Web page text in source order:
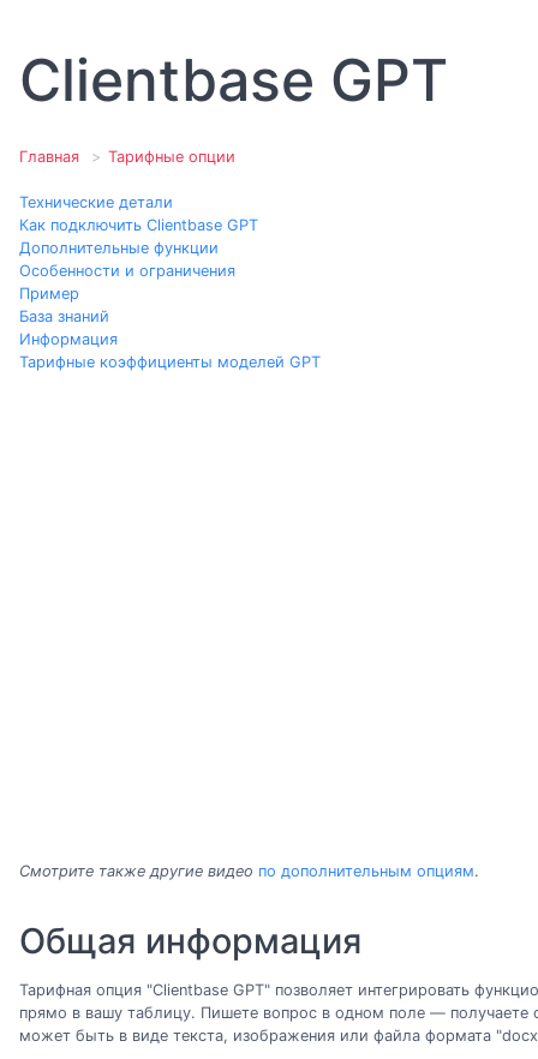
Clientbase GPT
Главная Тарифные опции
Технические детали
Как подключить Clientbase GPT
Дополнительные функции
Особенности и ограничения
Пример
База знаний
Информация
Тарифные коэффициенты моделей GPT
Смотрите также другие видео по дополнительным опциям.
Общая информация
Тарифная опция "Clientbase GPT" позволяет интегрировать
прямо в вашу таблицу. Пишете вопрос в одном поле — получаете
может быть в виде текста, изображения или файла формата